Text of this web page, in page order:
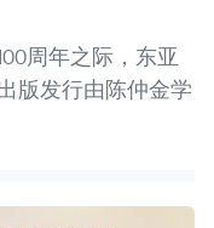
周年之际，东亚
版发行由陈仲金学